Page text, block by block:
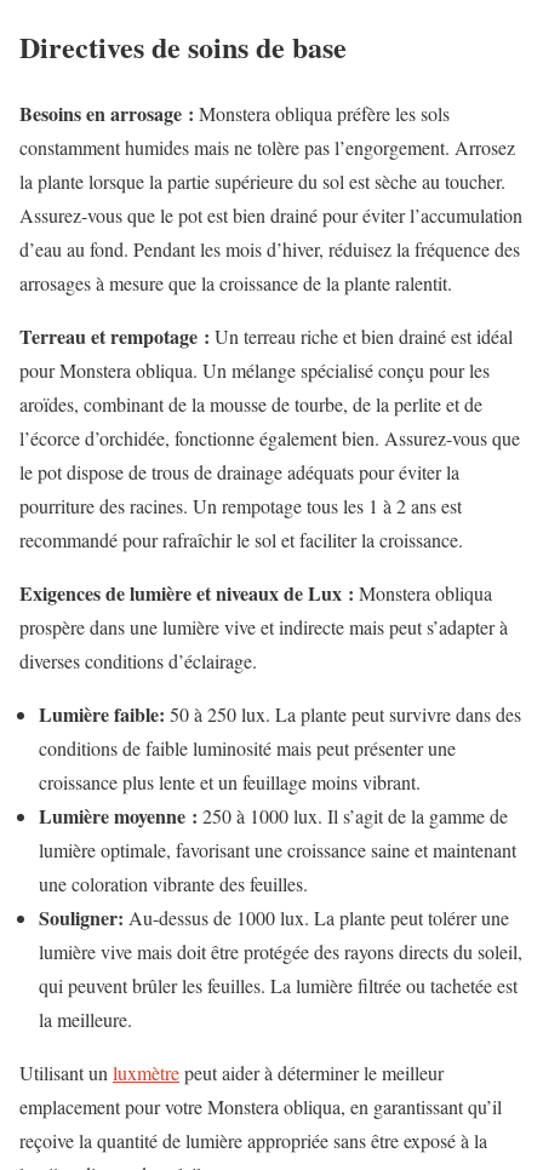
Directives de soins de base
Besoins en arrosage : Monstera obliqua préfère les sols
constamment humides mais ne tolère pas l’engorgement. Arrosez
la plante lorsque la partie supérieure du sol est sèche au toucher.
Assurez-vous que le pot est bien drainé pour éviter l’accumulation
d’eau au fond. Pendant les mois d’hiver, réduisez la fréquence des
arrosages à mesure que la croissance de la plante ralentit.
Terreau et rempotage : Un terreau riche et bien drainé est idéal
pour Monstera obliqua. Un mélange spécialisé conçu pour les
aroïdes, combinant de la mousse de tourbe, de la perlite et de
l’écorce d’orchidée, fonctionne également bien. Assurez-vous que
le pot dispose de trous de drainage adéquats pour éviter la
pourriture des racines. Un rempotage tous les 1 à 2 ans est
recommandé pour rafraîchir le sol et faciliter la croissance.
Exigences de lumière et niveaux de Lux : Monstera obliqua
prospère dans une lumière vive et indirecte mais peut s’adapter à
diverses conditions d’éclairage.
Lumière faible: 50 à 250 lux. La plante peut survivre dans des
conditions de faible luminosité mais peut présenter une
croissance plus lente et un feuillage moins vibrant.
Lumière moyenne : 250 à 1000 lux. Il s’agit de la gamme de
lumière optimale, favorisant une croissance saine et maintenant
une coloration vibrante des feuilles.
Souligner: Au-dessus de 1000 lux. La plante peut tolérer une
lumière vive mais doit être protégée des rayons directs du soleil,
qui peuvent brûler les feuilles. La lumière filtrée ou tachetée est
la meilleure.
Utilisant un luxmètrepeut aider à déterminer le meilleur
emplacement pour votre Monstera obliqua, en garantissant qu’il
reçoive la quantité de lumière appropriée sans être exposé à la